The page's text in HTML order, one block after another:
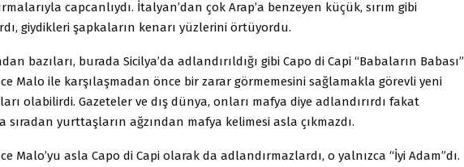
capcanlıydı. İtalyan’dan çok Arap’a benzeyen küçük, sırım gibi
giydikleri şapkaların kenarı yüzlerini örtüyordu.
bazıları, burada Sicilya’da adlandırıldığı gibi Capo di Capi “Babaların Babası”
Malo ile karşılaşmadan önce bir zarar görmemesini sağlamakla görevli yeni
olabilirdi. Gazeteler ve dış dünya, onları mafya diye adlandırırdı fakat
sıradan yurttaşların ağzından mafya kelimesi asla çıkmazdı.
Malo’yu asla Capo di Capi olarak da adlandırmazlardı, o yalnızca “İyi Adam”dı.